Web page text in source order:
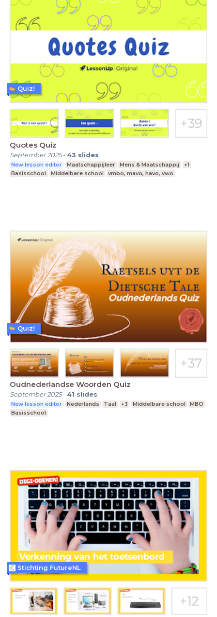
Quotes Quiz
September 2025- 43 slides
New lesson editor Maatschappijleer Mens & Maatschappij
+1
Basisschool
Middelbare school vmbo, mavo, havo, vwo
Quiz!
Oudnederlandse Woorden Quiz
September 2025- 41 slides
New lesson editor Nederlands Taal +3 Middelbare school
MBO
Basisschool
Quiz!
Stichting FutureNL